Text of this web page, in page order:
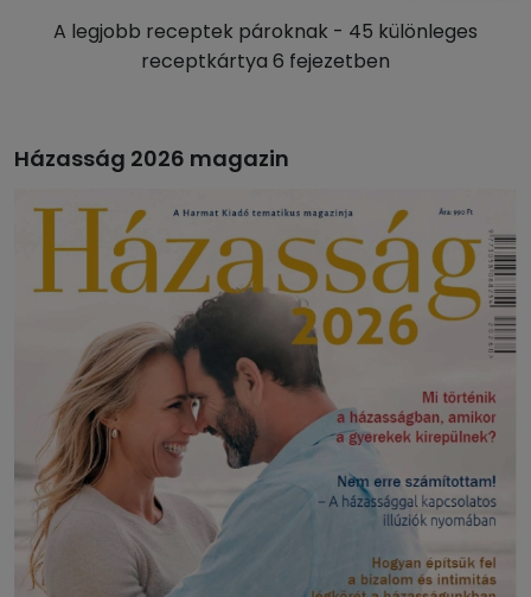
A legjobb receptek pároknak - 45 különleges
receptkártya 6 fejezetben
Házasság 2026 magazin